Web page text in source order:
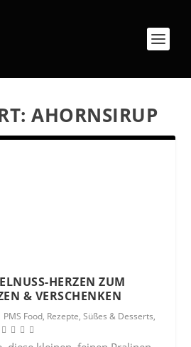
AHORNSIRUP
HERZEN ZUM
& VERSCHENKEN
PMS Food, Rezepte,Süßes & Desserts,